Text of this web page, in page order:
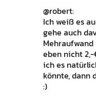
@robert:
Ich weiß es
gehe auch
eben nicht
ich es
könnte, dann
:)